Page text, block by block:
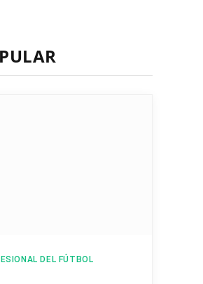
DEL FÚTBOL